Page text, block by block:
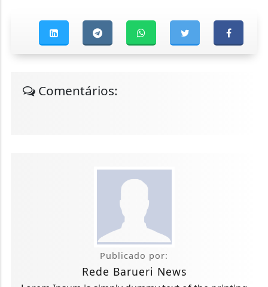
Comentários:
Publicado por:
Rede Barueri News